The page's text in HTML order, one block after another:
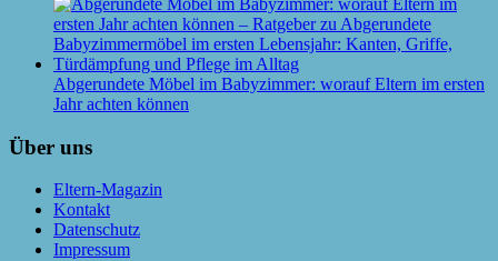
Abgerundete Möbel im Babyzimmer: worauf Eltern im ersten
Jahr achten können
Über uns
Eltern-Magazin
Kontakt
Datenschutz
Impressum